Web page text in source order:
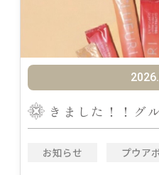
きました！！グ
お知らせ プウア